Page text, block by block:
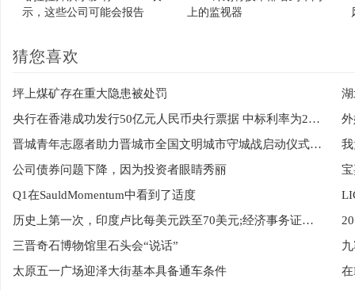
示，这些公司可能会报告
上的监视器
猜您喜欢
坪上煤矿存在重大隐患被处罚
央行在香港成功发行50亿元人民币央行票据 中标利率为2.50%
晋城青年志愿者助力晋城市全国文明城市守城战启动仪式举行
公司债券问题下降，因为投资者眼睛秀丽
Q1在SauldMomentum中看到了适度
历史上第一次，印度卢比每美元跌至70美元;经济事务证券表示，“不用担心”
三晋奇石博物馆里石头会“说话”
太原五一广场迎泽大街基本具备通车条件
在